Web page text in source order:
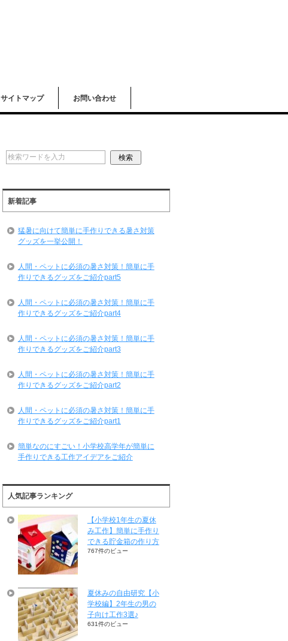
サイトマップ お問い合わせ
新着記事
猛暑に向けて簡単に手作りできる暑さ対策
グッズを一挙公開！
人間・ペットに必須の暑さ対策！簡単に手
作りできるグッズをご紹介part5
人間・ペットに必須の暑さ対策！簡単に手
作りできるグッズをご紹介part4
人間・ペットに必須の暑さ対策！簡単に手
作りできるグッズをご紹介part3
人間・ペットに必須の暑さ対策！簡単に手
作りできるグッズをご紹介part2
人間・ペットに必須の暑さ対策！簡単に手
作りできるグッズをご紹介part1
簡単なのにすごい！小学校高学年が簡単に
手作りできる工作アイデアをご紹介
人気記事ランキング
【小学校1年生の夏休
み工作】簡単に手作り
できる貯金箱の作り方
767件のビュー
夏休みの自由研究【小
学校編】2年生の男の
子向け工作3選♪
631件のビュー